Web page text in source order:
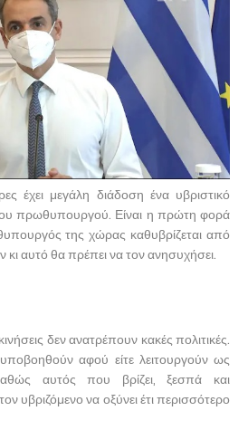
έχει μεγάλη διάδοση ένα υβριστικό
πρωθυπουργού. Είναι η πρώτη φορά
της χώρας καθυβρίζεται από
αυτό θα πρέπει να τον ανησυχήσει.
δεν ανατρέπουν κακές πολιτικές.
αφού είτε λειτουργούν ως
αυτός που βρίζει, ξεσπά και
υβριζόμενο να οξύνει έτι περισσότερο